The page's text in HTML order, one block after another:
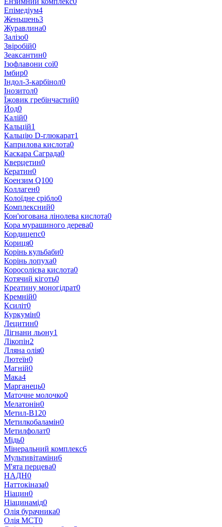
Епімедіум4
Женьшень3
Журавлина0
Залізо0
Звіробій0
Зеаксантин0
Ізофлавони сої0
Імбир0
Індол-3-карбінол0
Інозитол0
Їжовик гребінчастий0
Йод0
Калій0
Кальцій1
Кальцію D-глюкарат1
Каприлова кислота0
Каскара Саграда0
Кверцетин0
Кератин0
Коензим Q100
Коллаген0
Колоїдне срібло0
Комплексний0
Кон'югована лінолева кислота0
Кора мурашиного дерева0
Кордицепс0
Кориця0
Корінь кульбаби0
Корінь лопуха0
Коросолієва кислота0
Котячий кіготь0
Креатину моногідрат0
Кремній0
Ксиліт0
Куркумін0
Лецитин0
Лігнани льону1
Лікопін2
Лляна олія0
Лютеїн0
Магній0
Мака4
Марганець0
Маточне молочко0
Мелатонін0
Метил-В120
Метилкобаламін0
Метилфолат0
Мідь0
Мінеральний комплекс6
Мультивітаміни6
М'ята перцева0
НАДН0
Наттокіназа0
Ніацин0
Ніацинамід0
Олія бурачника0
Олія МСТ0